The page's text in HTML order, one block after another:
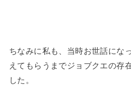
ちなみに私も、当時お世話にな
えてもらうまでジョブクエの存
した。